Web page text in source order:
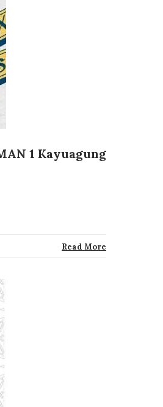
1 Kayuagung
Read More